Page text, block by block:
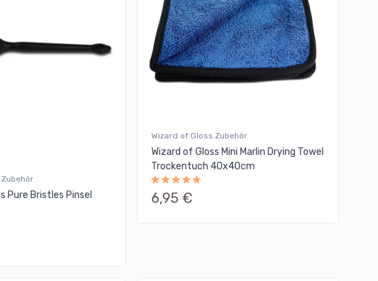
Pure Bristles Pinsel
Wizard of Gloss Zubehör
Wizard of Gloss Mini Marlin Drying Towel
Trockentuch 40x40cm
6,95 €